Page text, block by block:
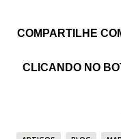
COMPARTILHE
CLICANDO NO